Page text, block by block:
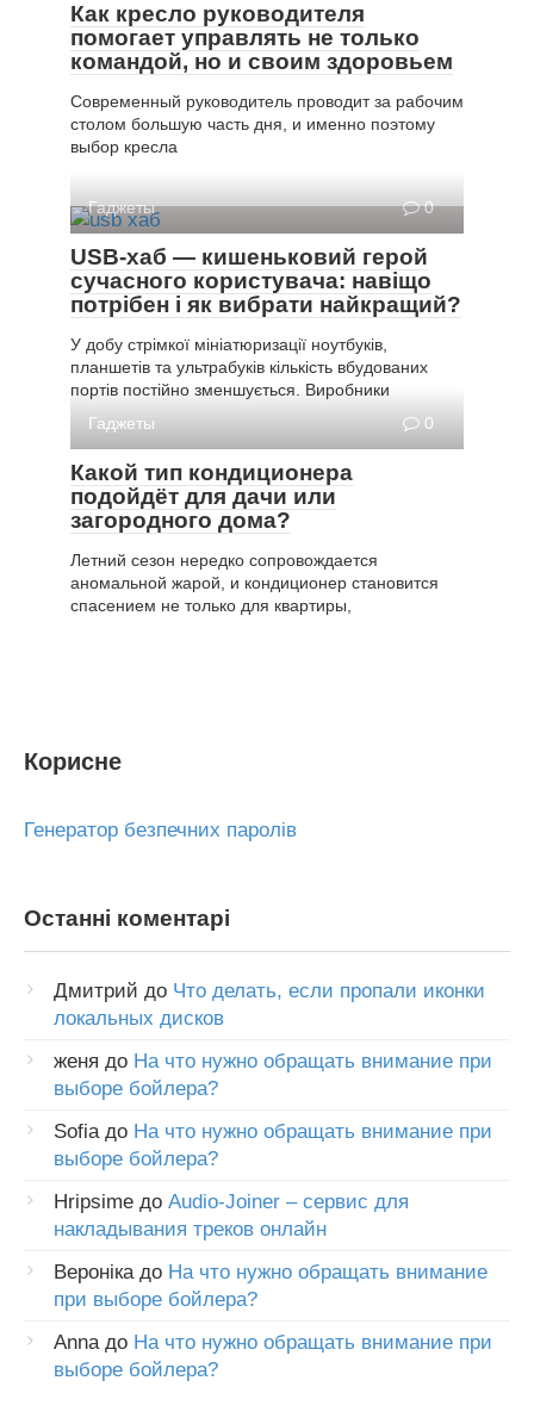
Как кресло руководителя
помогает управлять не только
командой, но и своим здоровьем
Современный руководитель проводит за рабочим
столом большую часть дня, и именно поэтому
выбор кресла
Гаджеты 0
USB-хаб — кишеньковий герой
сучасного користувача: навіщо
потрібен і як вибрати найкращий?
У добу стрімкої мініатюризації ноутбуків,
планшетів та ультрабуків кількість вбудованих
портів постійно зменшується. Виробники
Гаджеты
0
Какой тип кондиционера
подойдёт для дачи или
загородного дома?
Летний сезон нередко сопровождается
аномальной жарой, и кондиционер становится
спасением не только для квартиры,
Корисне
Генератор безпечних паролів
Останні коментарі
Дмитрий до Что делать, если пропали иконки
локальных дисков
женя до На что нужно обращать внимание при
выборе бойлера?
Sofiaдо На что нужно обращать внимание при
выборе бойлера?
Hripsime до Audio-Joiner – сервис для
накладывания треков онлайн
Веронікадо На что нужно обращать внимание
при выборе бойлера?
Annaдо На что нужно обращать внимание при
выборе бойлера?